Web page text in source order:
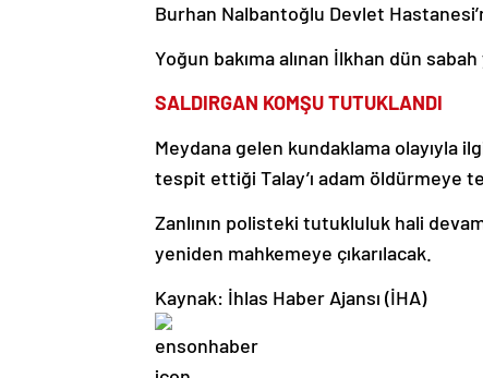
Burhan Nalbantoğlu Devlet
Yoğun bakıma alınan İlkhan dün
SALDIRGAN KOMŞU TUTUKLANDI
Meydana gelen kundaklama olayıyla
tespit ettiği Talay’ı adam öldürmeye
Zanlının polisteki tutukluluk hali
yeniden mahkemeye çıkarılacak.
Kaynak: İhlas Haber Ajansı (İHA)